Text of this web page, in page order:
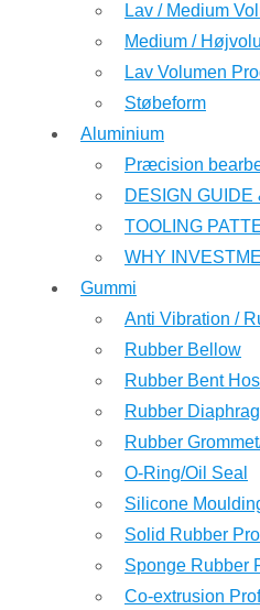
Lav / Medium
Medium /
Lav Volumen
Støbeform
Aluminium
Præcision
DESIGN
TOOLING
WHY
Gummi
Anti Vibration /
Rubber Bellow
Rubber Bent
Rubber
Rubber
O-Ring/Oil Seal
Silicone
Solid Rubber
Sponge Rubber
Co-extrusion